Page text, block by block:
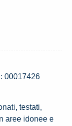
00017426
testati,
aree idonee e